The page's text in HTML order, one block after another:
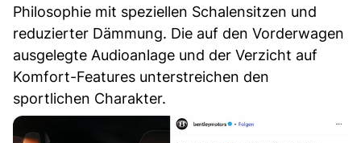
Philosophie mit speziellen Schalensitzen und
reduzierter Dämmung. Die auf den Vorderwagen
ausgelegte Audioanlage und der Verzicht auf
Komfort-Features unterstreichen den
sportlichen Charakter.